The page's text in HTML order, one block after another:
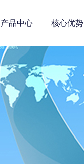
产品中心 核心优势